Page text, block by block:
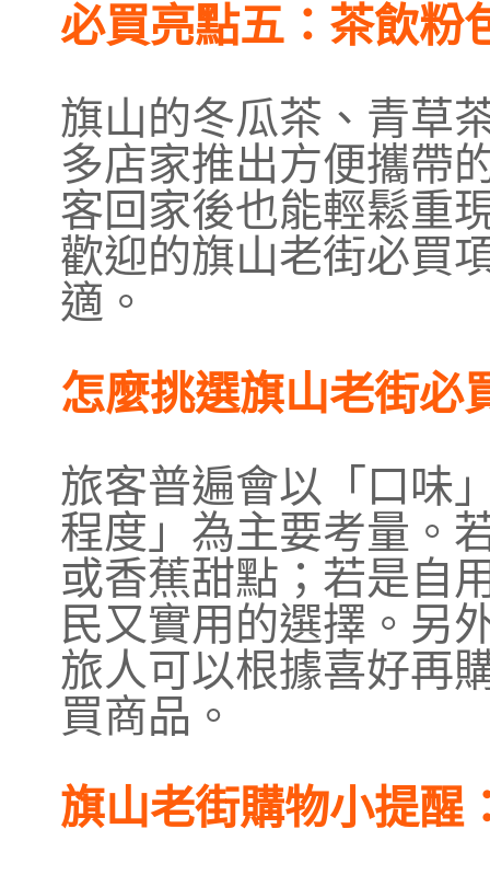
必買亮點五：茶飲粉
旗山的冬瓜茶、青草
多店家推出方便攜帶
客回家後也能輕鬆重
歡迎的旗山老街必買
適。
怎麼挑選旗山老街必
旅客普遍會以「口味
程度」為主要考量。
或香蕉甜點；若是自
民又實用的選擇。另
旅人可以根據喜好再
買商品。
旗山老街購物小提醒